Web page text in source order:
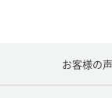
お客様の声